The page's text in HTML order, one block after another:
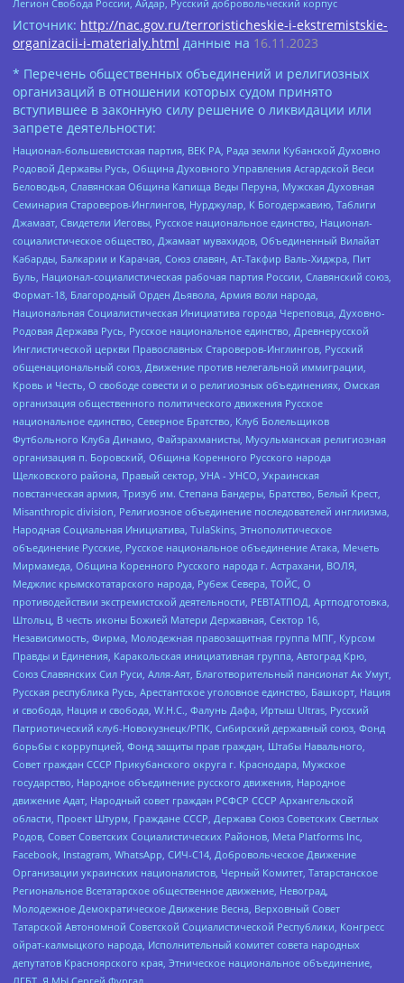
Легион Свобода России, Айдар, Русский добровольческий корпус
Источник: http://nac.gov.ru/terroristicheskie-i-ekstremistskie-
organizacii-i-materialy.html данные на 16.11.2023
* Перечень общественных объединений и религиозных
организаций в отношении которых судом принято
вступившее в законную силу решение о ликвидации или
запрете деятельности:
Национал-большевистская партия, ВЕК РА, Рада земли Кубанской Духовно
Родовой Державы Русь, Община Духовного Управления Асгардской Веси
Беловодья, Славянская Община Капища Веды Перуна, Мужская Духовная
Семинария Староверов-Инглингов, Нурджулар, К Богодержавию, Таблиги
Джамаат, Свидетели Иеговы, Русское национальное единство, Национал-
социалистическое общество, Джамаат мувахидов, Объединенный Вилайат
Кабарды, Балкарии и Карачая, Союз славян, Ат-Такфир Валь-Хиджра, Пит
Буль, Национал-социалистическая рабочая партия России, Славянский союз,
Формат-18, Благородный Орден Дьявола, Армия воли народа,
Национальная Социалистическая Инициатива города Череповца, Духовно-
Родовая Держава Русь, Русское национальное единство, Древнерусской
Инглистической церкви Православных Староверов-Инглингов, Русский
общенациональный союз, Движение против нелегальной иммиграции,
Кровь и Честь, О свободе совести и о религиозных объединениях, Омская
организация общественного политического движения Русское
национальное единство, Северное Братство, Клуб Болельщиков
Футбольного Клуба Динамо, Файзрахманисты, Мусульманская религиозная
организация п. Боровский, Община Коренного Русского народа
Щелковского района, Правый сектор, УНА - УНСО, Украинская
повстанческая армия, Тризуб им. Степана Бандеры, Братство, Белый Крест,
Misanthropic division, Религиозное объединение последователей инглиизма,
Народная Социальная Инициатива, TulaSkins, Этнополитическое
объединение Русские, Русское национальное объединение Атака, Мечеть
Мирмамеда, Община Коренного Русского народа г. Астрахани, ВОЛЯ,
Меджлис крымскотатарского народа, Рубеж Севера, ТОЙС, О
противодействии экстремистской деятельности, РЕВТАТПОД, Артподготовка,
Штольц, В честь иконы Божией Матери Державная, Сектор 16,
Независимость, Фирма, Молодежная правозащитная группа МПГ, Курсом
Правды и Единения, Каракольская инициативная группа, Автоград Крю,
Союз Славянских Сил Руси, Алля-Аят, Благотворительный пансионат Ак Умут,
Русская республика Русь, Арестантское уголовное единство, Башкорт, Нация
и свобода, Нация и свобода, W.H.С., Фалунь Дафа, Иртыш Ultras, Русский
Патриотический клуб-Новокузнецк/РПК, Сибирский державный союз, Фонд
борьбы с коррупцией, Фонд защиты прав граждан, Штабы Навального,
Совет граждан СССР Прикубанского округа г. Краснодара, Мужское
государство, Народное объединение русского движения, Народное
движение Адат, Народный совет граждан РСФСР СССР Архангельской
области, Проект Штурм, Граждане СССР, Держава Союз Советских Светлых
Родов, Совет Советских Социалистических Районов, Meta Platforms Inc,
Facebook, Instagram, WhatsApp, СИЧ-С14, Добровольческое Движение
Организации украинских националистов, Черный Комитет, Татарстанское
Региональное Всетатарское общественное движение, Невоград,
Молодежное Демократическое Движение Весна, Верховный Совет
Татарской Автономной Советской Социалистической Республики, Конгресс
ойрат-калмыцкого народа, Исполнительный комитет совета народных
депутатов Красноярского края, Этническое национальное объединение,